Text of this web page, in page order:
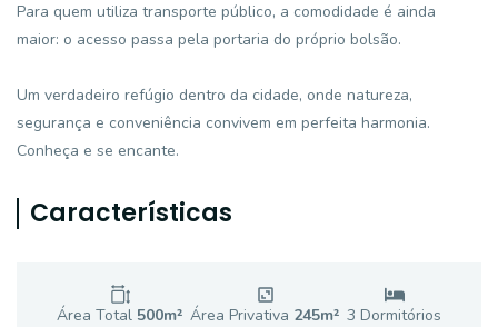
Para quem utiliza transporte público, a comodidade é ainda
maior: o acesso passa pela portaria do próprio bolsão.
Um verdadeiro refúgio dentro da cidade, onde natureza,
segurança e conveniência convivem em perfeita harmonia.
Conheça e se encante.
Características
Área Total 500m² Área Privativa 245m² 3 Dormitórios